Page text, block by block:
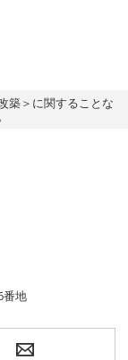
築＞に関することな
番地